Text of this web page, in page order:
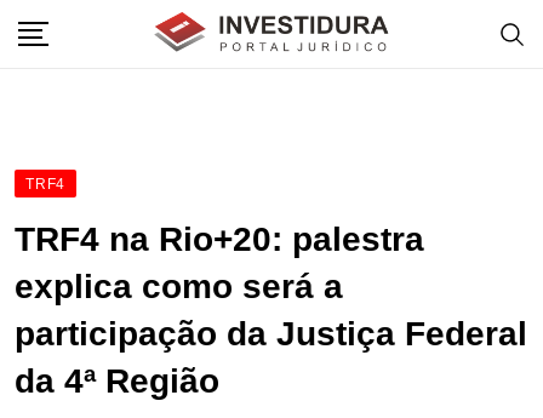
TRF4
TRF4 na Rio+20: palestra
explica como será a
participação da Justiça Federal
da 4ª Região